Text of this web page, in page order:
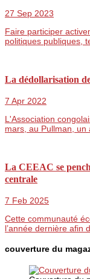
27 Sep 2023
Faire participer
politiques publiques,
La dédollarisation
7 Apr 2022
L'Association
mars, au Pullman, un
La CEEAC se
centrale
7 Feb 2025
Cette communauté
l’année dernière afin
couverture du